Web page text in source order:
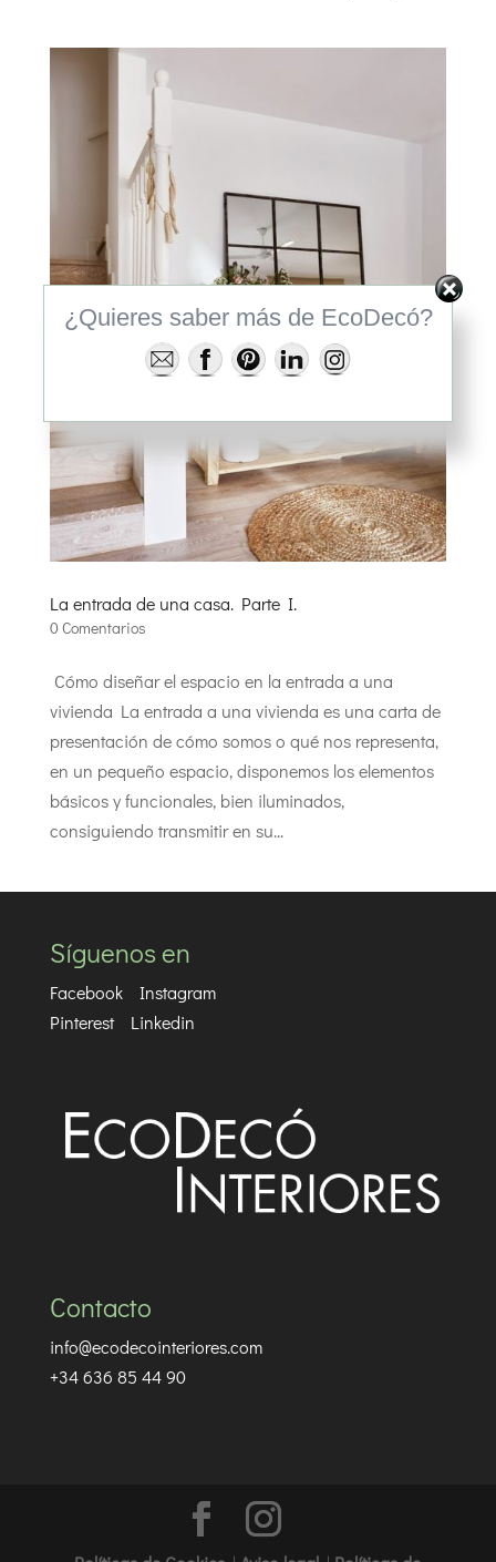
La entrada de una casa. Parte I.
0 Comentarios
Cómo diseñar el espacio en la entrada a una
vivienda La entrada a una vivienda es una carta de
presentación de cómo somos o qué nos representa,
en un pequeño espacio, disponemos los elementos
básicos y funcionales, bien iluminados,
consiguiendo transmitir en su...
Síguenos en
Facebook
Instagram
Pinterest
Linkedin
Contacto
info@ecodecointeriores.com
+34 636 85 44 90
¿Quieres saber más de EcoDecó?